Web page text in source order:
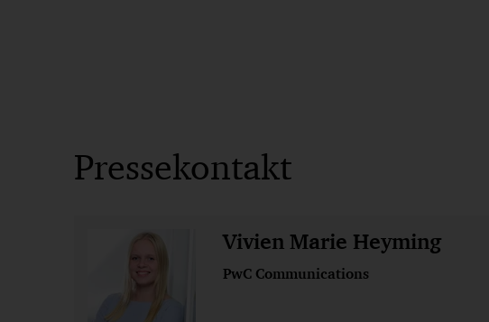
Pressekontakt
Vivien Marie Heyming
PwC Communications